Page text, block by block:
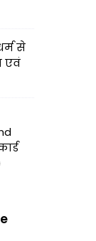
से
एवं